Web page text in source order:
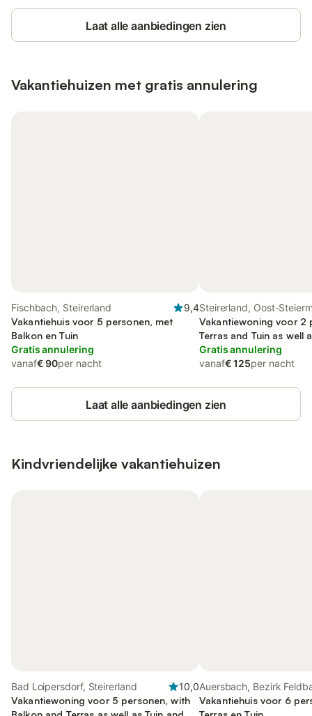
Laat alle aanbiedingen zien
Vakantiehuizen met gratis annulering
Fischbach, Steirerland
9,4
Vakantiehuis voor 5 personen, met
Balkon en Tuin
Gratis annulering
vanaf€ 90per nacht
Steirerland, Oost-
Vakantiewoning voor 2
Terras and Tuin as well
Gratis annulering
vanaf€ 125per nacht
Laat alle aanbiedingen zien
Kindvriendelijke vakantiehuizen
Bad Loipersdorf, Steirerland
10,0
Vakantiewoning voor 5 personen, with
Auersbach, Bezirk
Vakantiehuis voor 6